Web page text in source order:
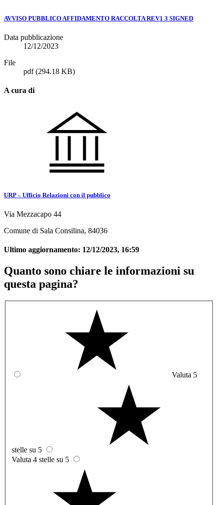
AVVISO PUBBLICO AFFIDAMENTO RACCOLTA REV1 3 SIGNED
Data pubblicazione
12/12/2023
File
pdf(294.18 KB)
A cura di
URP – Ufficio Relazioni con il pubblico
Via Mezzacapo 44
Comune di Sala Consilina, 84036
Ultimo aggiornamento: 12/12/2023, 16:59
Quanto sono chiare le informazioni su
questa pagina?
Valuta 5
stelle su 5
Valuta 4 stelle su 5